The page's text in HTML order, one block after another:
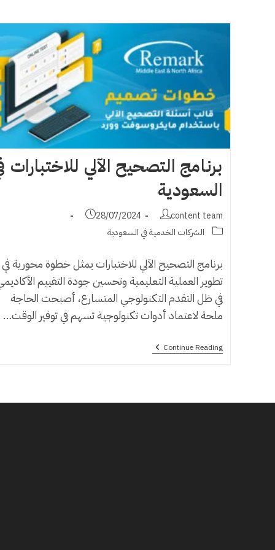
برنامج التصحيح الآلي للاختبارات
السعودية
Post
author:
content team
Post
published:
28/07/2024
Post
الشركات الخدمية في السعودية
برنامج التصحيح الآلي للاختبارات يمثل خطوة محورية في
تطوير العملية التعليمية وتحسين جودة التقييم
في ظل التقدم التكنولوجي المتسارع، أصبحت الحاجة
ملحة لاعتماد أدوات تكنولوجية تسهم في توفير الوقت…
Continue Reading برنامج
التصحيح